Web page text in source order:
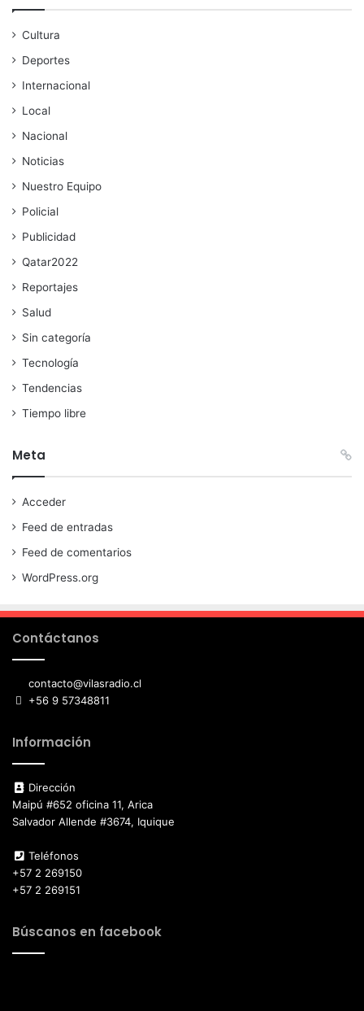
Cultura
Deportes
Internacional
Local
Nacional
Noticias
Nuestro Equipo
Policial
Publicidad
Qatar2022
Reportajes
Salud
Sin categoría
Tecnología
Tendencias
Tiempo libre
Meta
Acceder
Feed de entradas
Feed de comentarios
WordPress.org
Contáctanos
contacto@vilasradio.cl
+56 9 57348811
Información
Dirección
Maipú #652 oficina 11, Arica
Salvador Allende #3674, Iquique
Teléfonos
+57 2 269150
+57 2 269151
Búscanos en facebook